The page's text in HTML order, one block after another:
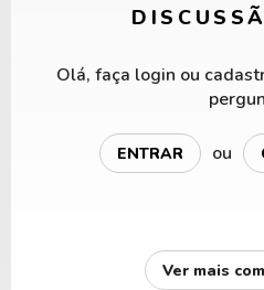
Olá, faça login ou
ENTRAR ou
Ver mais